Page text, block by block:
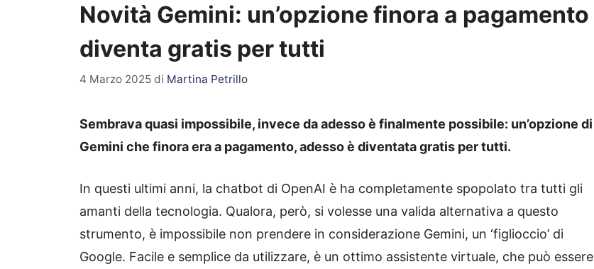
Novità Gemini: un’opzione finora a pagamento
diventa gratis per tutti
4 Marzo 2025 di Martina Petrillo
Sembrava quasi impossibile, invece da adesso è finalmente possibile: un’opzione di
Gemini che finora era a pagamento, adesso è diventata gratis per tutti.
In questi ultimi anni, la chatbot di OpenAI è ha completamente spopolato tra tutti gli
amanti della tecnologia. Qualora, però, si volesse una valida alternativa a questo
strumento, è impossibile non prendere in considerazione Gemini, un ‘figlioccio’ di
Google. Facile e semplice da utilizzare, è un ottimo assistente virtuale, che può essere